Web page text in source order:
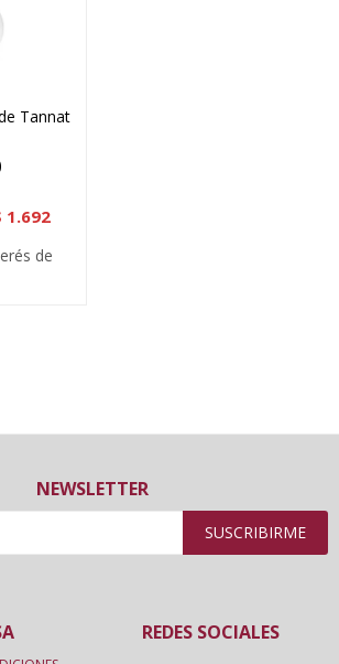
Tannat
1.692
de
NEWSLETTER
SUSCRIBIRME
REDES SOCIALES